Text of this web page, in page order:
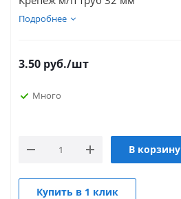
Подробнее
3.50 руб./шт
Много
В корзину
Купить в 1 клик